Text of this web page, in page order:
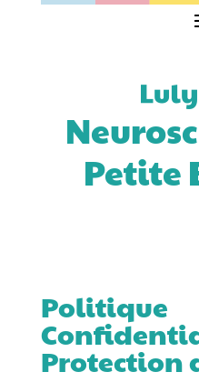
Petite
Protection